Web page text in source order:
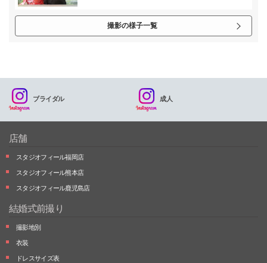
撮影の様子一覧
ブライダル 成人
店舗
スタジオフィール福岡店
スタジオフィール熊本店
スタジオフィール鹿児島店
結婚式前撮り
撮影地別
衣装
ドレスサイズ表